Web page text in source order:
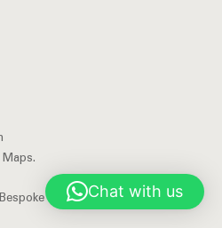
Tailors. All Rights Reserved.
Chat with us